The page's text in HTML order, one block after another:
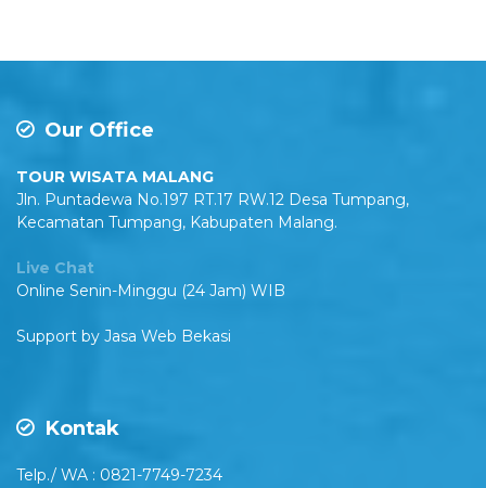
Our Office
TOUR WISATA MALANG
Jln. Puntadewa No.197 RT.17 RW.12 Desa Tumpang,
Kecamatan Tumpang, Kabupaten Malang.
Live Chat
Online Senin-Minggu (24 Jam) WIB
Support by Jasa Web Bekasi
Kontak
Telp./ WA : 0821-7749-7234